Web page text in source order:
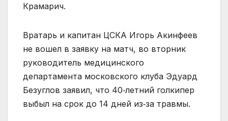
Крамарич.
Вратарь и капитан ЦСКА Игорь Акинфеев
не вошел в заявку на матч, во вторник
руководитель медицинского
департамента московского клуба Эдуард
Безуглов заявил, что 40‑летний голкипер
выбыл на срок до 14 дней из‑за травмы.